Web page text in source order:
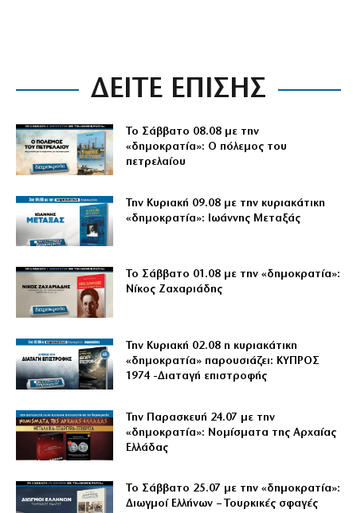
ΔΕΙΤΕ ΕΠΙΣΗΣ
Το Σάββατο 08.08 με την
«δημοκρατία»: Ο πόλεμος του
πετρελαίου
Την Κυριακή 09.08 με την κυριακάτικη
«δημοκρατία»: Ιωάννης Μεταξάς
Το Σάββατο 01.08 με την «δημοκρατία»:
Νίκος Ζαχαριάδης
Την Κυριακή 02.08 η κυριακάτικη
«δημοκρατία» παρουσιάζει: ΚΥΠΡΟΣ
1974 -Διαταγή επιστροφής
Την Παρασκευή 24.07 με την
«δημοκρατία»: Νομίσματα της Αρχαίας
Ελλάδας
Το Σάββατο 25.07 με την «δημοκρατία»:
Διωγμοί Ελλήνων – Τουρκικές σφαγές